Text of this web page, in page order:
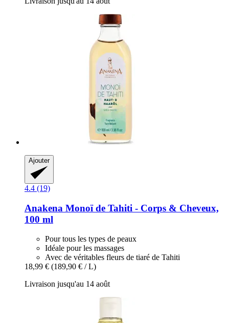
Ajouter
4.4 (19)
Anakena Monoï de Tahiti -​ Corps & Cheveux,
100 ml
Pour tous les types de peaux
Idéale pour les massages
Avec de véritables fleurs de tiaré de Tahiti
18,99 € (189,90 € / L)
Livraison jusqu'au 14 août